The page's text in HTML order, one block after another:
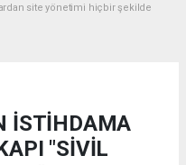
site yönetimi hiçbir şekilde
İSTİHDAMA
"SİVİL